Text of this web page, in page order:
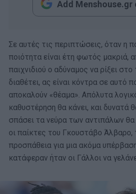
Add Menshouse.gr
Σε αυτές τις περιπτώσεις, όταν η
ποιότητα είναι έτη φωτός μακριά,
παιχνιδιού ο αδύναμος να ρίξει στο
διαθέτει, ας είναι κόντρα σε αυτό
αποκαλούν «θέαμα». Απόλυτα
καθυστέρηση θα κάνει, και δυνατά
σπάσει τα νεύρα των αντιπάλων
οι παίκτες του Γκουστάβο Άλβαρο,
προσπάθεια για μια ακόμα
κατάφεραν ήταν οι Γάλλοι να